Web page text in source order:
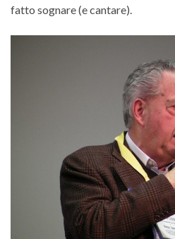
fatto sognare (e cantare).